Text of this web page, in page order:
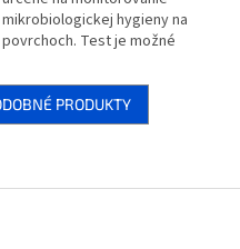
mikrobiologickej hygieny na
povrchoch. Test je možné
je možné doštičky použiť ako
praktické...PRODUKTY